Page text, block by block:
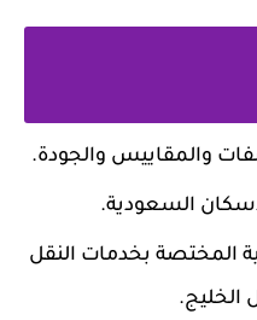
والمقاييس والجودة.
السعودية.
المختصة بخدمات النقل
الخليج.